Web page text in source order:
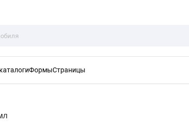
ФормыСтраницы